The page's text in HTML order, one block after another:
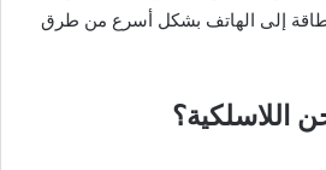
إلى الهاتف بشكل أسرع من طرق
اللاسلكية؟